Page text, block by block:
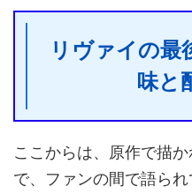
リヴァイの最
味と
ここからは、原作で描
で、ファンの間で語ら